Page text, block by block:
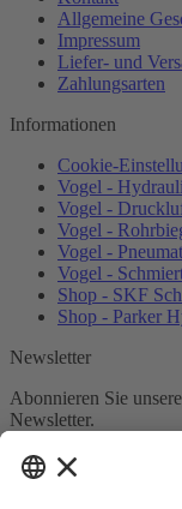
Allgemeine
Impressum
Liefer- und
Zahlungsarten
Informationen
Cookie-
Vogel -
Vogel -
Vogel -
Vogel -
Vogel -
Shop - SKF
Shop - Parker
Newsletter
Abonnieren Sie
Newsletter.